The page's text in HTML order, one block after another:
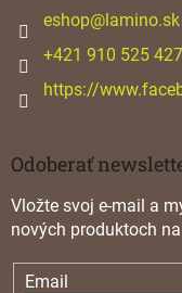
eshop@lamino.sk
+421 910 525 427
https://
Odoberať
Vložte svoj e-mail a
nových produktoch
Email